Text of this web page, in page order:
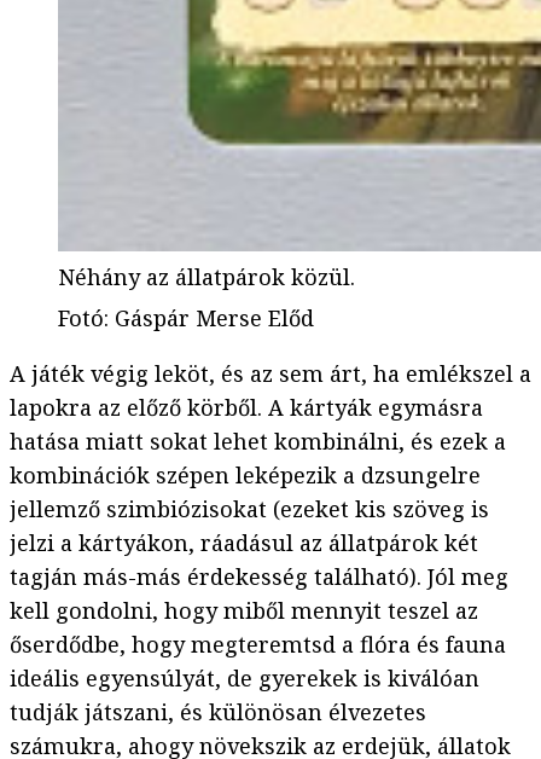
Néhány az állatpárok közül.
Fotó: Gáspár Merse Előd
A játék végig leköt, és az sem árt, ha emlékszel a
lapokra az előző körből. A kártyák egymásra
hatása miatt sokat lehet kombinálni, és ezek a
kombinációk szépen leképezik a dzsungelre
jellemző szimbiózisokat (ezeket kis szöveg is
jelzi a kártyákon, ráadásul az állatpárok két
tagján más-más érdekesség található). Jól meg
kell gondolni, hogy miből mennyit teszel az
őserdődbe, hogy megteremtsd a flóra és fauna
ideális egyensúlyát, de gyerekek is kiválóan
tudják játszani, és különösan élvezetes
számukra, ahogy növekszik az erdejük, állatok